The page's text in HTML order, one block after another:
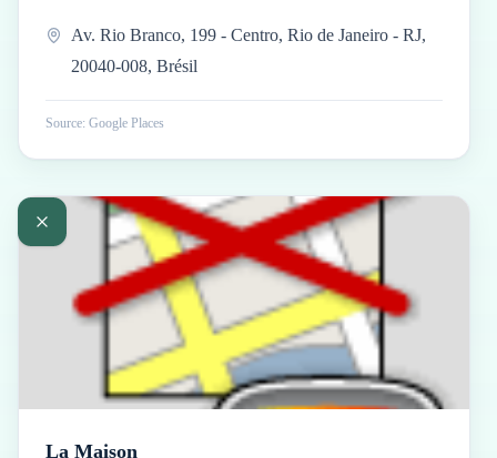
Av. Rio Branco, 199 - Centro, Rio de Janeiro - RJ,
20040-008, Brésil
Source: Google Places
La Maison